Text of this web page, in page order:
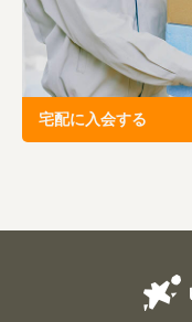
宅配に入会する